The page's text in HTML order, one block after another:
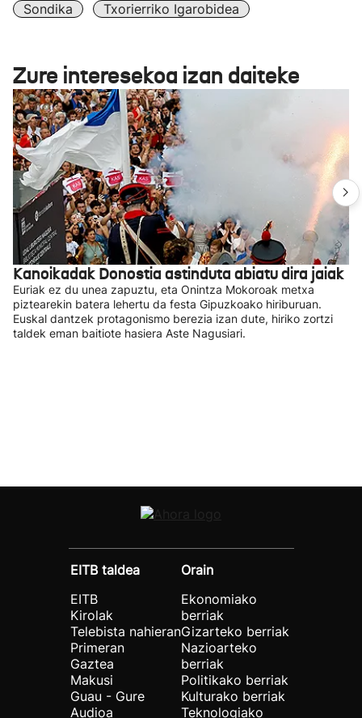
Sondika
Txorierriko Igarobidea
Zure interesekoa izan daiteke
Kanoikadak Donostia astinduta abiatu dira jaiak
Euriak ez du unea zapuztu, eta Onintza Mokoroak metxa
piztearekin batera lehertu da festa Gipuzkoako hiriburuan.
Euskal dantzek protagonismo berezia izan dute, hiriko zortzi
taldek eman baitiote hasiera Aste Nagusiari.
EITB taldea
EITB
Kirolak
Telebista nahieran
Primeran
Gaztea
Makusi
Guau - Gure
Audioa
Orain
Ekonomiako
berriak
Gizarteko berriak
Nazioarteko
berriak
Politikako berriak
Kulturako berriak
Teknologiako